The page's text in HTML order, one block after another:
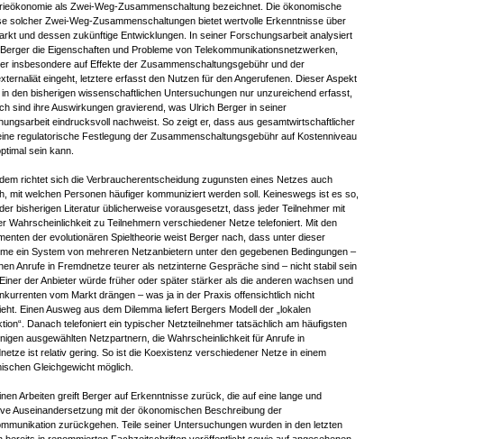
als Zwei-Weg-Zusammenschaltung bezeichnet. Die ökonomische
solcher Zwei-Weg-Zusammenschaltungen bietet wertvolle Erkenntnisse über
und dessen zukünftige Entwicklungen. In seiner Forschungsarbeit analysiert
die Eigenschaften und Probleme von Telekommunikationsnetzwerken,
insbesondere auf Effekte der Zusammenschaltungsgebühr und der
eingeht, letztere erfasst den Nutzen für den Angerufenen. Dieser Aspekt
den bisherigen wissenschaftlichen Untersuchungen nur unzureichend erfasst,
sind ihre Auswirkungen gravierend, was Ulrich Berger in seiner
eindrucksvoll nachweist. So zeigt er, dass aus gesamtwirtschaftlicher
regulatorische Festlegung der Zusammenschaltungsgebühr auf Kostenniveau
sein kann.
richtet sich die Verbraucherentscheidung zugunsten eines Netzes auch
mit welchen Personen häufiger kommuniziert werden soll. Keineswegs ist es so,
bisherigen Literatur üblicherweise vorausgesetzt, dass jeder Teilnehmer mit
Wahrscheinlichkeit zu Teilnehmern verschiedener Netze telefoniert. Mit den
der evolutionären Spieltheorie weist Berger nach, dass unter dieser
ein System von mehreren Netzanbietern unter den gegebenen Bedingungen –
Anrufe in Fremdnetze teurer als netzinterne Gespräche sind – nicht stabil sein
der Anbieter würde früher oder später stärker als die anderen wachsen und
vom Markt drängen – was ja in der Praxis offensichtlich nicht
Einen Ausweg aus dem Dilemma liefert Bergers Modell der „lokalen
Danach telefoniert ein typischer Netzteilnehmer tatsächlich am häufigsten
ausgewählten Netzpartnern, die Wahrscheinlichkeit für Anrufe in
ist relativ gering. So ist die Koexistenz verschiedener Netze in einem
Gleichgewicht möglich.
Arbeiten greift Berger auf Erkenntnisse zurück, die auf eine lange und
Auseinandersetzung mit der ökonomischen Beschreibung der
zurückgehen. Teile seiner Untersuchungen wurden in den letzten